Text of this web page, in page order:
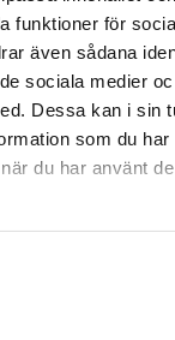
funktioner för
även sådana
sociala medier
Dessa kan i sin
som du har
du har använt